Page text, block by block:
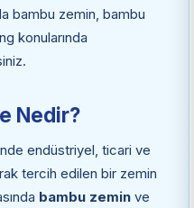
bambu zemin, bambu
konularında
Nedir?
endüstriyel, ticari ve
tercih edilen bir zemin
bambu zeminve